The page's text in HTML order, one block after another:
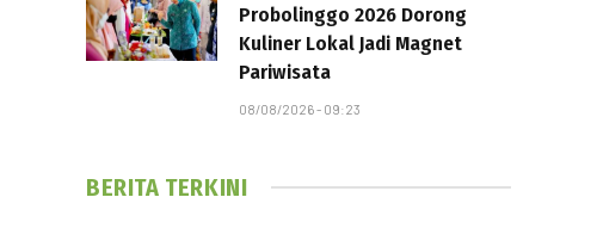
Probolinggo 2026 Dorong
Kuliner Lokal Jadi Magnet
Pariwisata
08/08/2026 - 09:23
BERITA TERKINI